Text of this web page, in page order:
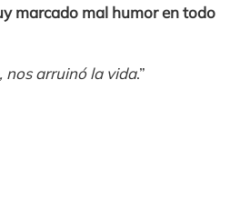
marcado mal humor en todo
nos arruinó la vida.”